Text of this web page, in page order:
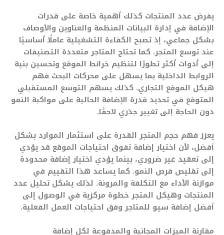
يفرض عدد المنتجات كذلك أهمية خاصة على قدرات
الإضافة في إدارة البيانات المنظمة والعناوين والأوصاف
بشكل جماعي، إذ تصبح الكفاءة التشغيلية عاملًا أساسيًا
عند توسع المتجر. كما تحتاج المتاجر متعددة التصنيفات
إلى أدوات أكثر تطورًا لتنظيم خرائط الموقع وتحسين بنية
الروابط الداخلية بما يسهل على محركات البحث فهم
هيكل الموقع التجاري. كذلك يسهم التوسع المستقبلي
المتوقع في تحديد قدرة الإضافة الحالية على مواكبة النمو
دون الحاجة إلى تغيير جذري لاحقًا.
يعزز فهم حجم المتجر القدرة على استثمار الموارد بشكل
أفضل، لأن اختيار إضافة تفوق احتياجات الموقع قد يؤدي
إلى تعقيد غير ضروري، بينما يؤدي اختيار إضافة محدودة
إلى تقليص فرص النمو. كما يساعد هذا التقييم في
موازنة الأداء مع التكلفة والمرونة. لذلك يشكل تحليل عدد
المنتجات وهيكل المتجر خطوة مركزية في الوصول إلى
أفضل إضافة سيو للمتاجر وفق احتياجات العمل الفعلية.
مقارنة الميزات المجانية والمدفوعة لكل إضافة